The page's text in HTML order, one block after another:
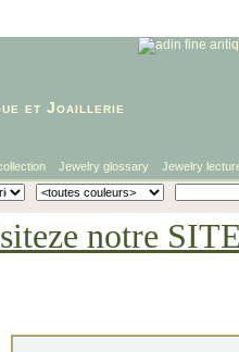
et Joaillerie
Jewelry glossary Jewelry
notre